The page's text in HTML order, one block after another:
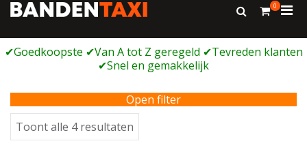
Bandengarage met eigen webshop
Toon
0
voor
Open filter
Toont alle 4 resultaten
op